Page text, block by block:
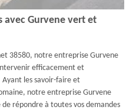
avec Gurvene vert et
38580, notre entreprise Gurvene
efficacement et
les savoir-faire et
notre entreprise Gurvene
répondre à toutes vos demandes